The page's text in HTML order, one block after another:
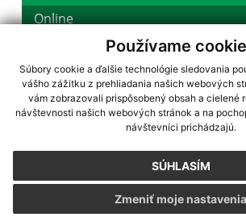
Používame
Súbory cookie a ďalšie technológie sledovania
vášho zážitku z prehliadania našich webových
vám zobrazovali prispôsobený obsah a cielené
návštevnosti našich webových stránok a na
návštevníci prichádzajú.
SÚHLASÍM
Zmeniť moje nastavenia
využite možnosť získavania aktuálnych
CMS systém (redakčný) systém ECHELON 2,
webex.digital, s.r.o.,domény,
Posledná aktualizácia:
Vytlačiť stránku|Vyhlásenie o